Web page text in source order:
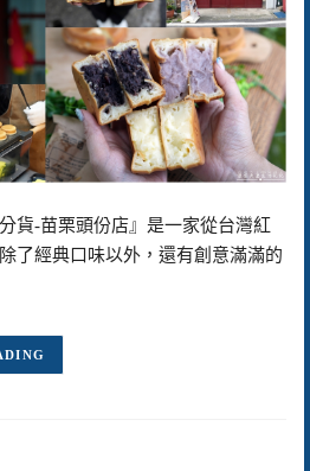
貨-苗栗頭份店』是一家從台灣紅
了經典口味以外，還有創意滿滿的